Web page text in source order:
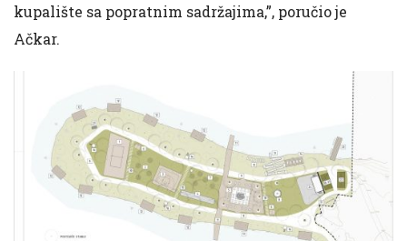
kupalište sa popratnim sadržajima,”, poručio je
Ačkar.